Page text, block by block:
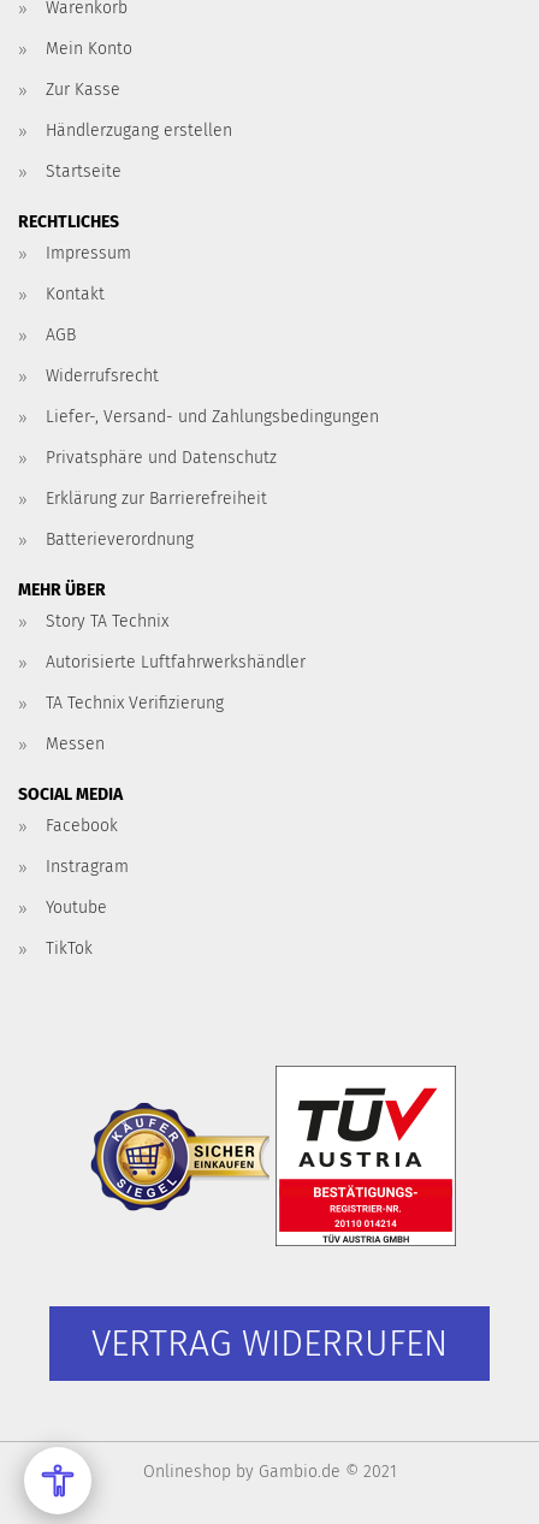
Warenkorb
Mein Konto
Zur Kasse
Händlerzugang erstellen
Startseite
RECHTLICHES
Impressum
Kontakt
AGB
Widerrufsrecht
Liefer-, Versand- und Zahlungsbedingungen
Privatsphäre und Datenschutz
Erklärung zur Barrierefreiheit
Batterieverordnung
MEHR ÜBER
Story TA Technix
Autorisierte Luftfahrwerkshändler
TA Technix Verifizierung
Messen
SOCIAL MEDIA
Facebook
Instragram
Youtube
TikTok
VERTRAG WIDERRUFEN
Onlineshop by Gambio.de © 2021